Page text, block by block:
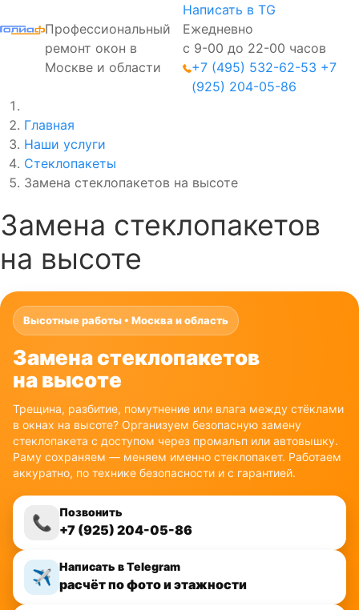
Профессиональный
ремонт окон в
Москве и области
Написать в TG
Ежедневно
с 9-00 до 22-00 часов
+7 (495) 532-62-53 +7
(925) 204-05-86
Главная
Наши услуги
Стеклопакеты
Замена стеклопакетов на высоте
Замена стеклопакетов
на высоте
Высотные работы • Москва и область
Замена стеклопакетов
на высоте
Трещина, разбитие, помутнение или влага между стёклами
в окнах на высоте? Организуем безопасную замену
стеклопакета с доступом через промальп или автовышку.
Раму сохраняем — меняем именно стеклопакет. Работаем
аккуратно, по технике безопасности и с гарантией.
📞
Позвонить
+7 (925) 204-05-86
✈️
Написать в Telegram
расчёт по фото и этажности